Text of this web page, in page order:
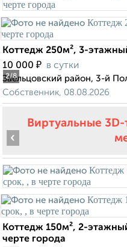
2/8
Коттедж 250м², 3-
10 000 ₽ в сутки
Заельцовский район, 3-й
Собственник, 08.08.2026
Виртуальные
‹
Коттедж 150м², 2-
черте города